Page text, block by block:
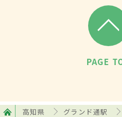
PAGE
高知県 グランド通駅